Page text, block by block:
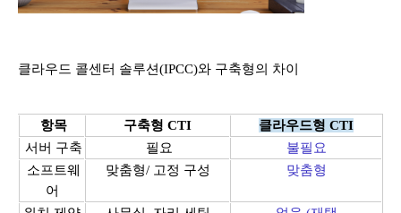
클라우드 콜센터 솔루션(IPCC)와 구축형의 차이
항목 구축형 CTI
클라우드형 CTI
서버 구축
필요
불필요
소프트웨
어
맞춤형/ 고정 구성 맞춤형